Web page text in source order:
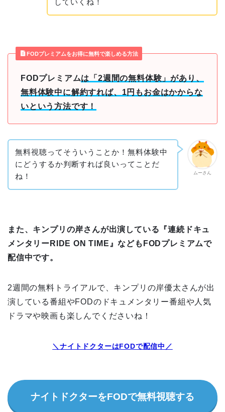
FODプレミアムをお得に無料で楽しめる方法
FODプレミアムは 「2週間の無料体験」があり、
無料体験中に解約すれば、1円もお金はかからな
いという方法です！
ムーさん
無料視聴ってそういうことか！無料体験中
にどうするか判断すれば良いってことだ
ね！
また、キンプリの岸さんが出演している『連続ドキュ
メンタリーRIDE ON TIME』などもFODプレミアムで
配信中です。
2週間の無料トライアルで、キンプリの岸優太さんが出
演している番組やFODのドキュメンタリー番組や人気
ドラマや映画も楽しんでくださいね！
＼ナイトドクターはFODで配信中／
ナイトドクターをFODで無料視聴する